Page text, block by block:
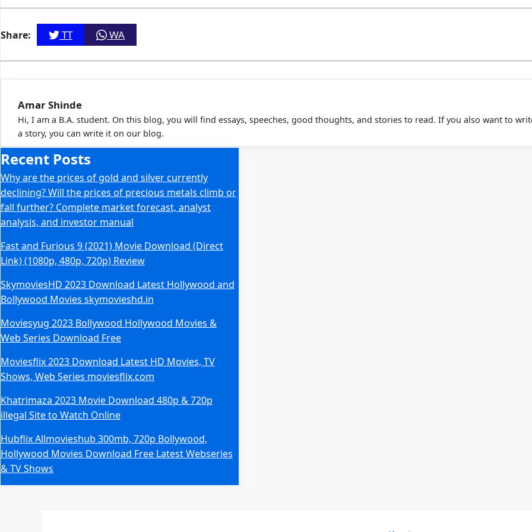
Share: TT WA
Amar Shinde
Hi, I am a B.A. student. On this blog, you will find essays, speeches, good thoughts, and stories to read. If you also want to
a story, you can write it on our blog.
Recent Posts
Why are the prices of gold and silver currently
declining? Will the prices of precious metals climb or
fall further? Complete market forecast, analyst
analysis, and investor manual
Fast and Furious 9 (2021) Movie Download (Direct
Link) (1080p, 480p, 720p) Review
SkymoviesHD 2023 Download Latest Hollywood and
Bollywood Movies skymovieshd.in
Moviesyug 2023 Bollywood Hollywood Movies &
Web Series Download Free
Moviesflix 2023 Download Latest HD Movies, TV
Shows, Web Series moviesflix.com
Khatrimaza 2023 Movie Download 480p & 720p
illegal Site to Watch Online
Hubflix Allmovieshub 300mb, 720p Bollywood,
Hollywood Movies Download Free Latest Webseries
& TV Shows